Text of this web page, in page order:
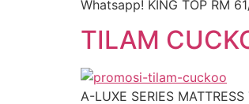
Whatsapp! KING TOP RM
TILAM
A-LUXE SERIES